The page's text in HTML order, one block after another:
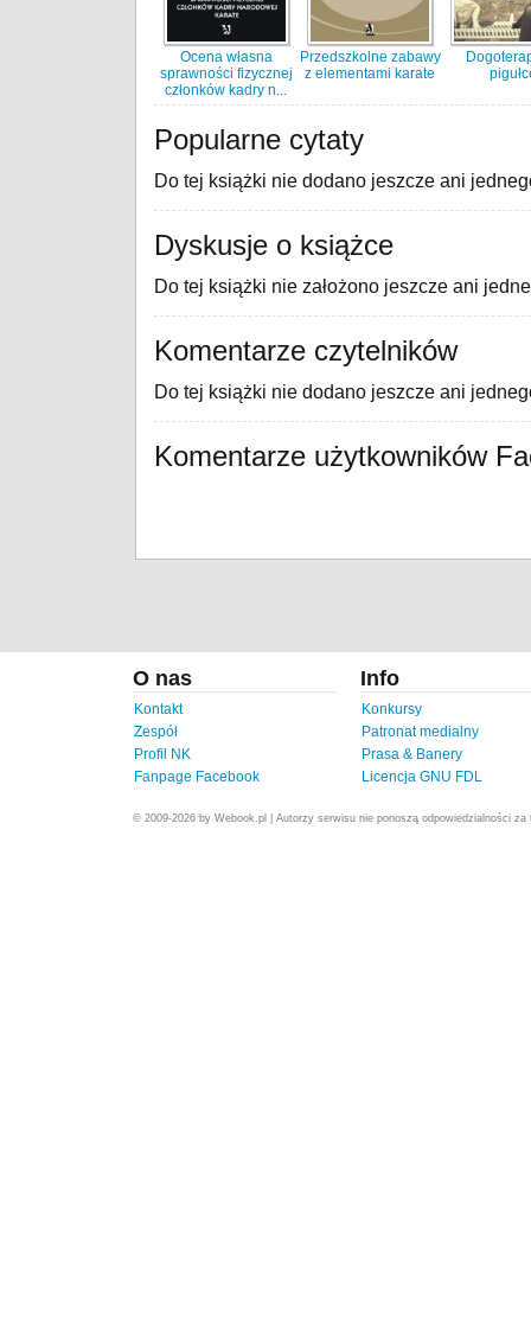
Ocena własna
sprawności fizycznej
członków kadry n...
Przedszkolne zabawy
z elementami karate
Popularne cytaty
Do tej książki nie dodano jeszcze ani
Dyskusje o książce
Do tej książki nie założono jeszcze ani
Komentarze czytelników
Do tej książki nie dodano jeszcze ani
Komentarze użytkowników
O nas
Kontakt
Zespół
Profil NK
Fanpage Facebook
Info
Konkursy
Patronat medialny
Prasa & Banery
Licencja GNU FDL
© 2009-2026 by Webook.pl | Autorzy serwisu nie ponoszą odpowiedzialności